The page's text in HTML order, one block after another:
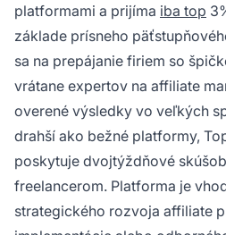
platformami a prijíma iba top
základe prísneho
sa na prepájanie firiem so
vrátane expertov na affiliate
overené výsledky vo veľkých
drahší ako bežné platformy,
poskytuje dvojtýždňové
freelancerom. Platforma je
strategického rozvoja affiliate